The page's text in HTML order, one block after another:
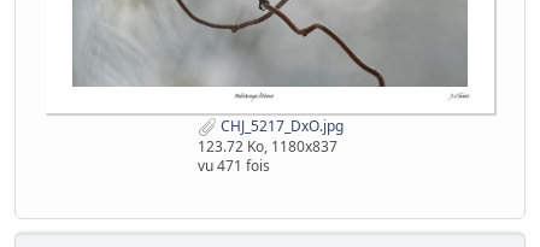
CHJ_5217_DxO.jpg
123.72 Ko, 1180x837
vu 471 fois